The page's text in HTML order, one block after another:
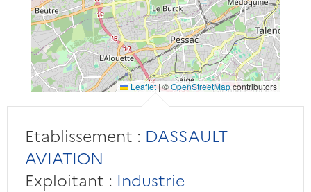
Leaflet |©OpenStreetMapcontributors
Etablissement : DASSAULT
AVIATION
Exploitant : Industrie